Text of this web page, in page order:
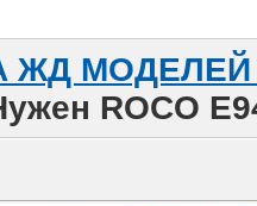
ЖД МОДЕЛЕЙ
ROCO